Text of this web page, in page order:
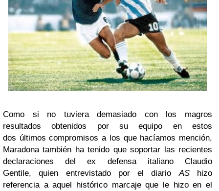
Como si no tuviera demasiado con los magros
resultados obtenidos por su equipo en estos
dos últimos compromisos a los que hacíamos mención,
Maradona también ha tenido que soportar las recientes
declaraciones del ex defensa italiano Claudio
Gentile, quien entrevistado por el diario AShizo
referencia a aquel histórico marcaje que le hizo en el